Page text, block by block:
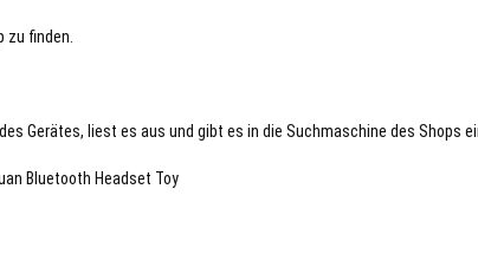
finden.
Gerätes, liest es aus und gibt es in die Suchmaschine des Shops
Bluetooth Headset Toy